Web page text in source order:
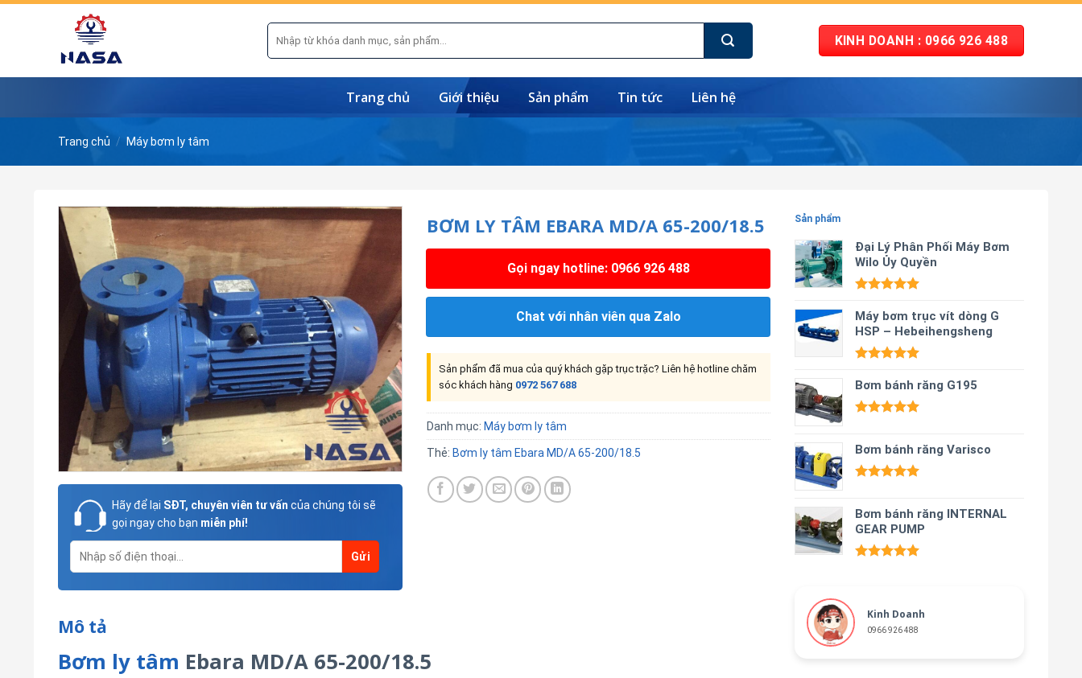
Skip
Tìm
kiếm:
KINH DOANH : 0966 926 488
Trang chủ Giới thiệu Sản phẩm Tin tức Liên hệ
Trang chủ / Máy bơm ly tâm
Sản phẩm
Đại Lý Phân Phối Máy Bơm
Wilo Ủy Quyền
hạng5.00
5 sao
Máy bơm trục vít dòng G
HSP – Hebeihengsheng
hạng5.00
5 sao
Bơm bánh răng G195
5 sao
Bơm bánh răng Varisco
5 sao
Bơm bánh răng INTERNAL
GEAR PUMP
Kinh Doanh
0966 926 488
Hãy để lại SĐT, chuyên viên tư vấn của chúng tôi sẽ
gọi ngay cho bạn miễn phí!
BƠM LY TÂM EBARA MD/A 65-200/18.5
Gọi ngay hotline: 0966 926 488
Chat với nhân viên qua Zalo
Sản phẩm đã mua của quý khách gặp trục trặc? Liên hệ hotline chăm
sóc khách hàng 0972 567 688
Danh mục: Máy bơm ly tâm
Thẻ: Bơm ly tâm Ebara MD/A 65-200/18.5
Mô tả
Bơm ly tâm Ebara MD/A 65-200/18.5